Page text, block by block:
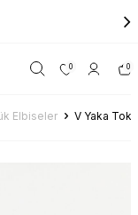
0 0
Elbiseler V Yaka